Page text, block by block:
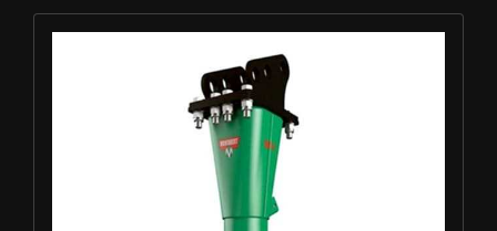
Louer BRH - Montabert SC-08